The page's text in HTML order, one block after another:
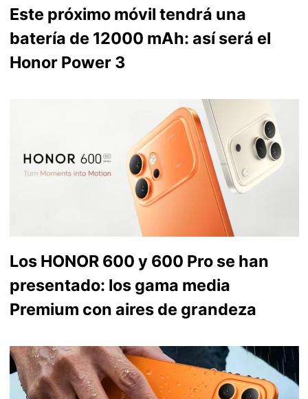
Este próximo móvil tendrá una
batería de 12000 mAh: así será el
Honor Power 3
Los HONOR 600 y 600 Pro se han
presentado: los gama media
Premium con aires de grandeza